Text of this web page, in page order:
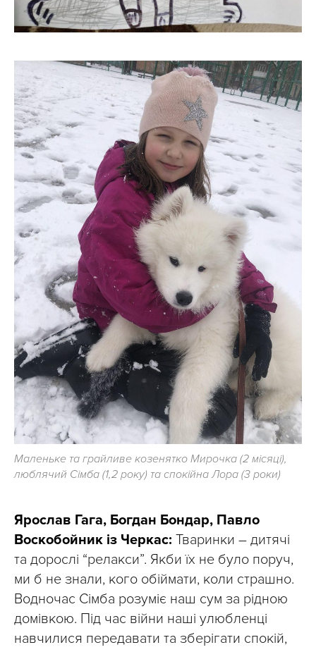
Маленьке та грайливе козенятко Мирочка (2 місяці),
люблячий Сімба (1,2 року) та спокійна Лора (3 роки)
Ярослав Гага, Богдан Бондар, Павло
Воскобойник із Черкас: Тваринки – дитячі
та дорослі “релакси”. Якби їх не було поруч,
ми б не знали, кого обіймати, коли страшно.
Водночас Сімба розуміє наш сум за рідною
домівкою. Під час війни наші улюбленці
навчилися передавати та зберігати спокій,